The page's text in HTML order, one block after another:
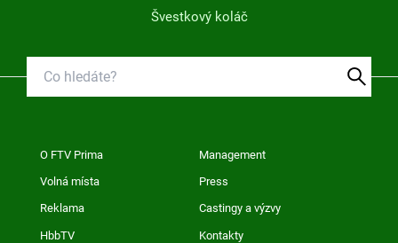
Švestkový koláč
O FTV Prima Management
Volná místa Press
Reklama Castingy a výzvy
HbbTV Kontakty